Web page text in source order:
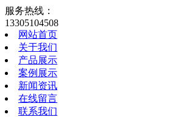
服务热线：
13305104508
网站首页
关于我们
产品展示
案例展示
新闻资讯
在线留言
联系我们